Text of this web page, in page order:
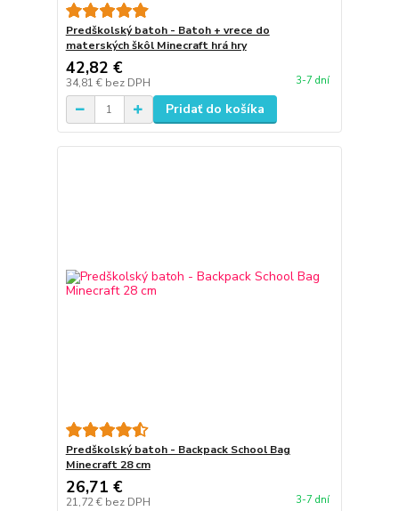
Predškolský batoh - Batoh + vrece do
materských škôl Minecraft hrá hry
42,82 €
34,81 € bez DPH 3-7 dní
Pridať do košíka
Predškolský batoh - Backpack School Bag
Minecraft 28 cm
26,71 €
21,72 € bez DPH 3-7 dní